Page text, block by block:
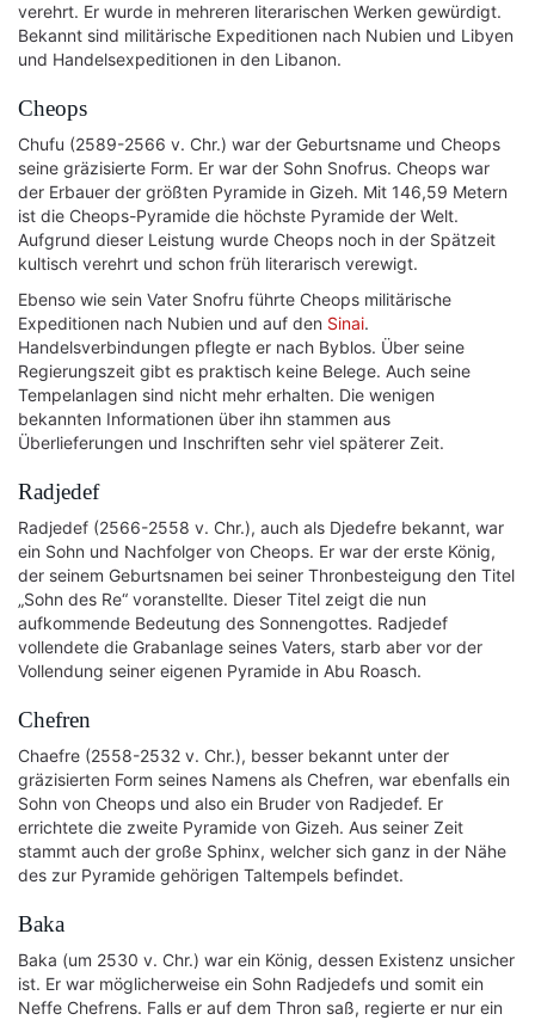
verehrt. Er wurde in mehreren literarischen Werken gewürdigt.
Bekannt sind militärische Expeditionen nach Nubien und Libyen
und Handelsexpeditionen in den Libanon.
Cheops
Chufu (2589-2566 v. Chr.) war der Geburtsname und Cheops
seine gräzisierte Form. Er war der Sohn Snofrus. Cheops war
der Erbauer der größten Pyramide in Gizeh. Mit 146,59 Metern
ist die Cheops-Pyramide die höchste Pyramide der Welt.
Aufgrund dieser Leistung wurde Cheops noch in der Spätzeit
kultisch verehrt und schon früh literarisch verewigt.
Ebenso wie sein Vater Snofru führte Cheops militärische
Expeditionen nach Nubien und auf den Sinai.
Handelsverbindungen pflegte er nach Byblos. Über seine
Regierungszeit gibt es praktisch keine Belege. Auch seine
Tempelanlagen sind nicht mehr erhalten. Die wenigen
bekannten Informationen über ihn stammen aus
Überlieferungen und Inschriften sehr viel späterer Zeit.
Radjedef
Radjedef (2566-2558 v. Chr.), auch als Djedefre bekannt, war
ein Sohn und Nachfolger von Cheops. Er war der erste König,
der seinem Geburtsnamen bei seiner Thronbesteigung den Titel
„Sohn des Re“ voranstellte. Dieser Titel zeigt die nun
aufkommende Bedeutung des Sonnengottes. Radjedef
vollendete die Grabanlage seines Vaters, starb aber vor der
Vollendung seiner eigenen Pyramide in Abu Roasch.
Chefren
Chaefre (2558-2532 v. Chr.), besser bekannt unter der
gräzisierten Form seines Namens als Chefren, war ebenfalls ein
Sohn von Cheops und also ein Bruder von Radjedef. Er
errichtete die zweite Pyramide von Gizeh. Aus seiner Zeit
stammt auch der große Sphinx, welcher sich ganz in der Nähe
des zur Pyramide gehörigen Taltempels befindet.
Baka
Baka (um 2530 v. Chr.) war ein König, dessen Existenz unsicher
ist. Er war möglicherweise ein Sohn Radjedefs und somit ein
Neffe Chefrens. Falls er auf dem Thron saß, regierte er nur ein